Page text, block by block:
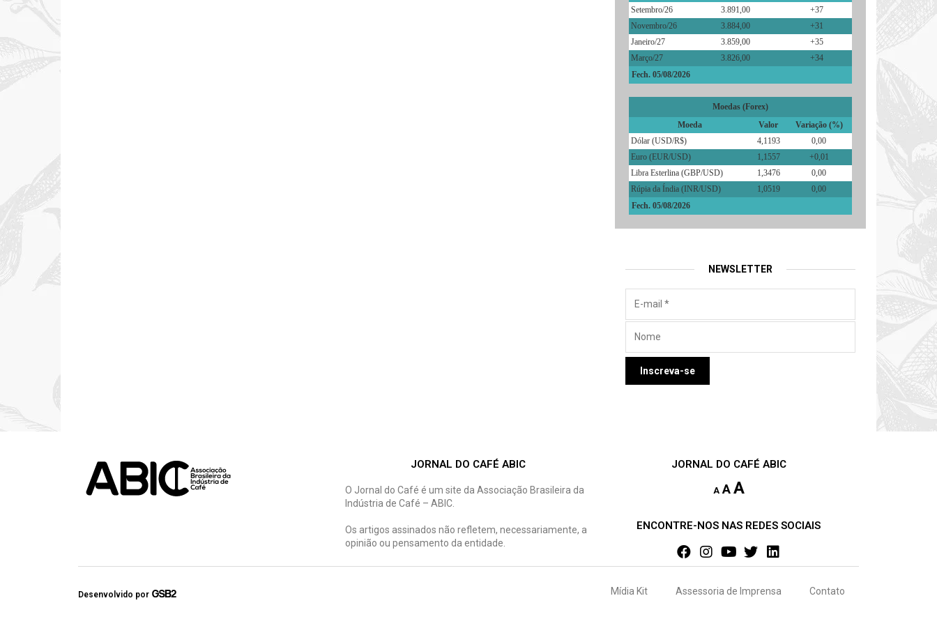
Setembro/26
3.891,00
+37
Novembro/26
3.884,00
+31
Janeiro/27
3.859,00
+35
Março/27
3.826,00
+34
Fech. 05/08/2026
Moedas (Forex)
Moeda
Valor
Variação (%)
Dólar (USD/R$)
4,1193
0,00
Euro (EUR/USD)
1,1557
+0,01
Libra Esterlina (GBP/USD)
1,3476
0,00
Rúpia da Índia (INR/USD)
1,0519
0,00
Fech. 05/08/2026
NEWSLETTER
JORNAL DO CAFÉ ABIC
O Jornal do Café é um site da Associação Brasileira da
Indústria de Café – ABIC.
Os artigos assinados não refletem, necessariamente, a
opinião ou pensamento da entidade.
JORNAL DO CAFÉ ABIC
A AA
ENCONTRE-NOS NAS REDES SOCIAIS
Desenvolvido por Mídia Kit Assessoria de Imprensa Contato